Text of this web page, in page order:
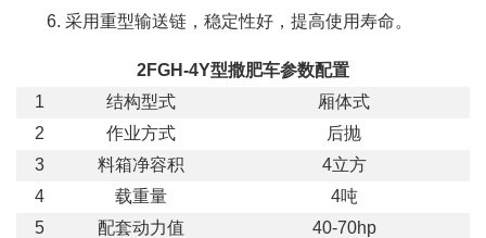
6. 采用重型输送链，稳定性好，提高使用寿命。
2FGH-4Y型撒肥车参数配置
1
结构型式
厢体式
2
作业方式
后抛
3
料箱净容积
4立方
4
载重量
4吨
5
配套动力值
40-70hp